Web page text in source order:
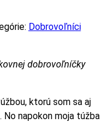
Dobrovoľníci
dobrovoľníčky
ktorú som sa aj
No napokon moja túžba